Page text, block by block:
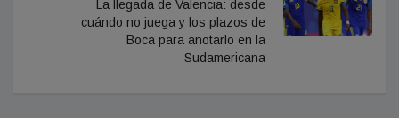
La llegada de Valencia: desde
cuándo no juega y los plazos de
Boca para anotarlo en la
Sudamericana